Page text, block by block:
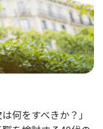
何をすべきか？」